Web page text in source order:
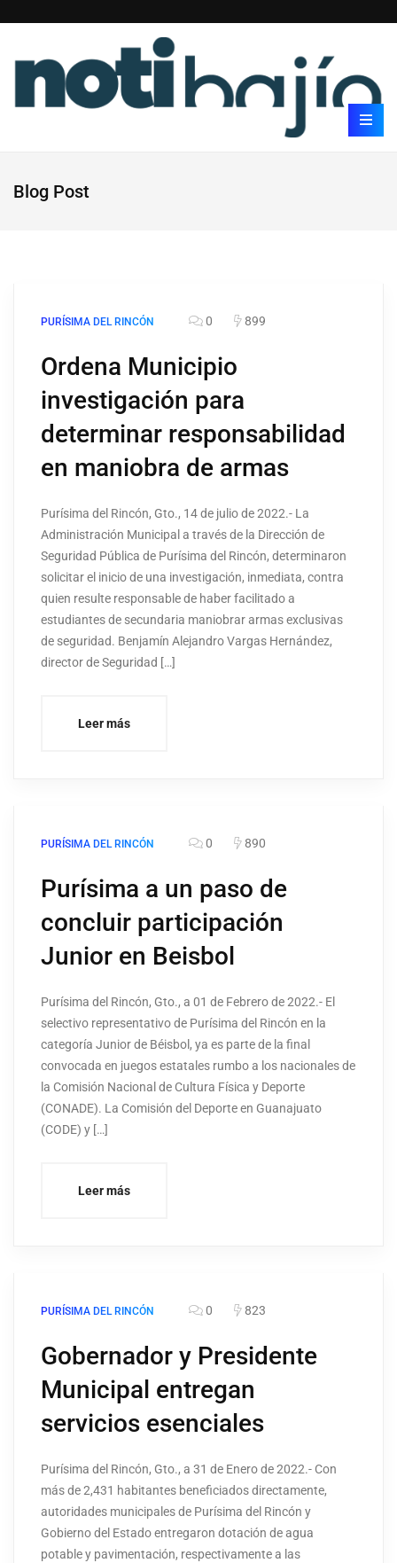
Blog Post
PURÍSIMA DEL RINCÓN 0 899
Ordena Municipio
investigación para
determinar responsabilidad
en maniobra de armas
Purísima del Rincón, Gto., 14 de julio de 2022.- La
Administración Municipal a través de la Dirección de
Seguridad Pública de Purísima del Rincón, determinaron
solicitar el inicio de una investigación, inmediata, contra
quien resulte responsable de haber facilitado a
estudiantes de secundaria maniobrar armas exclusivas
de seguridad. Benjamín Alejandro Vargas Hernández,
director de Seguridad […]
Leer más
PURÍSIMA DEL RINCÓN 0 890
Purísima a un paso de
concluir participación
Junior en Beisbol
Purísima del Rincón, Gto., a 01 de Febrero de 2022.- El
selectivo representativo de Purísima del Rincón en la
categoría Junior de Béisbol, ya es parte de la final
convocada en juegos estatales rumbo a los nacionales de
la Comisión Nacional de Cultura Física y Deporte
(CONADE). La Comisión del Deporte en Guanajuato
(CODE) y […]
Leer más
PURÍSIMA DEL RINCÓN 0 823
Gobernador y Presidente
Municipal entregan
servicios esenciales
Purísima del Rincón, Gto., a 31 de Enero de 2022.- Con
más de 2,431 habitantes beneficiados directamente,
autoridades municipales de Purísima del Rincón y
Gobierno del Estado entregaron dotación de agua
potable y pavimentación, respectivamente a las